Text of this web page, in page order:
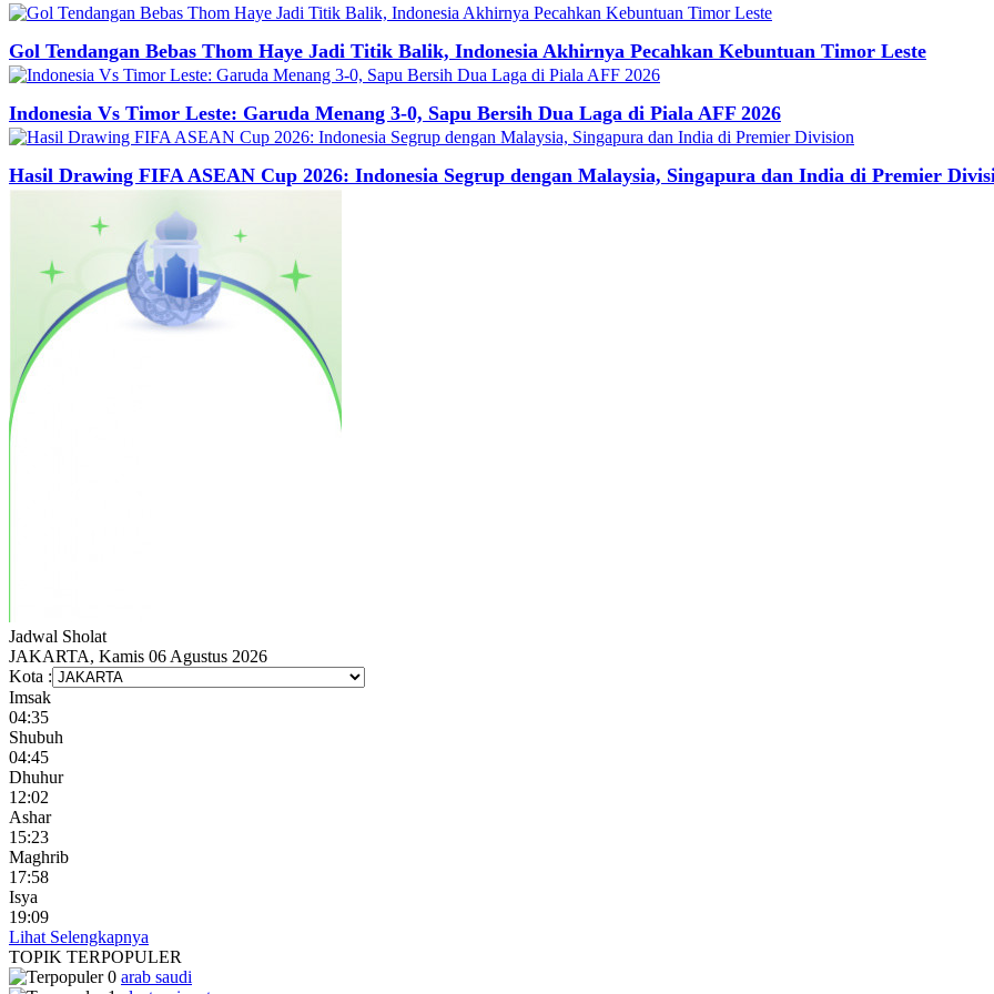
Gol Tendangan Bebas Thom Haye Jadi Titik Balik, Indonesia Akhirnya Pecahkan Kebuntuan Timor Leste
Indonesia Vs Timor Leste: Garuda Menang 3-0, Sapu Bersih Dua Laga di Piala AFF 2026
Hasil Drawing FIFA ASEAN Cup 2026: Indonesia Segrup dengan Malaysia, Singapura dan India di Premier
Jadwal Sholat
JAKARTA, Kamis 06 Agustus 2026
Kota :
Imsak
04:35
Shubuh
04:45
Dhuhur
12:02
Ashar
15:23
Maghrib
17:58
Isya
19:09
Lihat Selengkapnya
TOPIK TERPOPULER
arab saudi